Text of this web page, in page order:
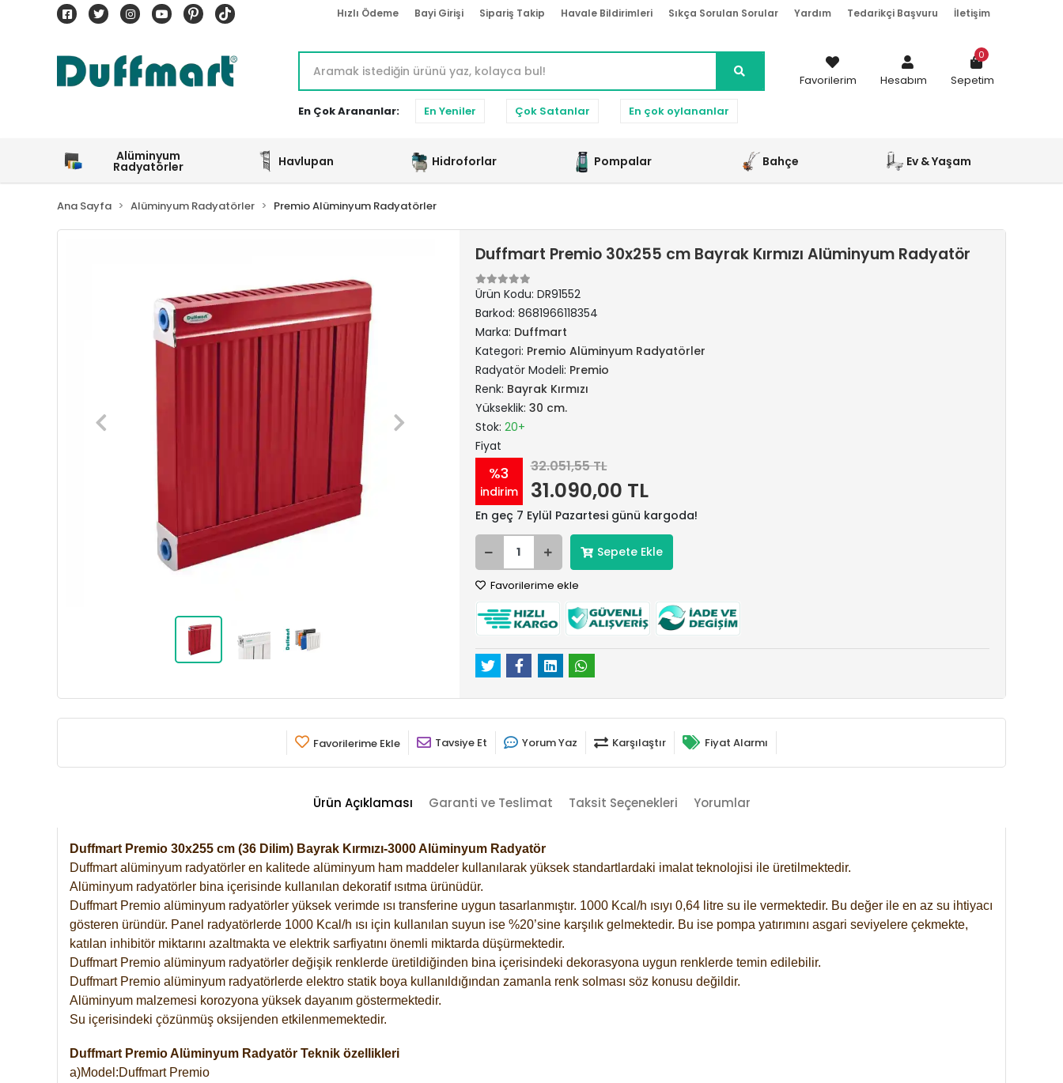
Hızlı Ödeme Bayi Girişi Sipariş Takip Havale Bildirimleri Sıkça Sorulan Sorular Yardım Tedarikçi Başvuru İletişim
En Çok Arananlar: En Yeniler Çok Satanlar En çok oylananlar
Favorilerim Hesabım Sepetim
0
Alüminyum
Radyatörler Havlupan Hidroforlar Pompalar Bahçe Ev & Yaşam
Ana Sayfa Alüminyum Radyatörler Premio Alüminyum Radyatörler
Duffmart Premio 30x255 cm Bayrak Kırmızı Alüminyum Radyatör
Ürün Kodu: DR91552
Barkod: 8681966118354
Marka: Duffmart
Kategori: Premio Alüminyum Radyatörler
Radyatör Modeli: Premio
Renk: Bayrak Kırmızı
Yükseklik: 30 cm.
Stok: 20+
Fiyat
%3
indirim
32.051,55 TL
31.090,00 TL
En geç 7 Eylül Pazartesi günü kargoda!
Sepete Ekle
Favorilerime ekle
Favorilerime Ekle Tavsiye Et Yorum Yaz Karşılaştır Fiyat Alarmı
Ürün Açıklaması Garanti ve Teslimat Taksit Seçenekleri Yorumlar
Duffmart Premio 30x255 cm (36 Dilim) Bayrak Kırmızı-3000 Alüminyum Radyatör
Duffmart alüminyum radyatörler en kalitede alüminyum ham maddeler kullanılarak yüksek standartlardaki imalat teknolojisi ile üretilmektedir.
Alüminyum radyatörler bina içerisinde kullanılan dekoratif ısıtma ürünüdür.
Duffmart Premio alüminyum radyatörler yüksek verimde ısı transferine uygun tasarlanmıştır. 1000 Kcal/h ısıyı 0,64 litre su ile vermektedir. Bu değer ile en az su ihtiyacı
gösteren üründür. Panel radyatörlerde 1000 Kcal/h ısı için kullanılan suyun ise %20’sine karşılık gelmektedir. Bu ise pompa yatırımını asgari seviyelere çekmekte,
katılan inhibitör miktarını azaltmakta ve elektrik sarfiyatını önemli miktarda düşürmektedir.
Duffmart Premio alüminyum radyatörler değişik renklerde üretildiğinden bina içerisindeki dekorasyona uygun renklerde temin edilebilir.
Duffmart Premio alüminyum radyatörlerde elektro statik boya kullanıldığından zamanla renk solması söz konusu değildir.
Alüminyum malzemesi korozyona yüksek dayanım göstermektedir.
Su içerisindeki çözünmüş oksijenden etkilenmemektedir.
Duffmart Premio Alüminyum Radyatör Teknik özellikleri
a)Model:Duffmart Premio